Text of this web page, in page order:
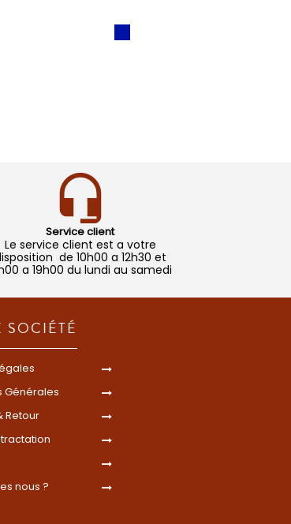
APERÇU RAPIDE
Service client
Le service client est a votre
de 10h00 a 12h30 et
a 19h00 du lundi au samedi
SOCIÉTÉ
Générales
Retour
nous ?